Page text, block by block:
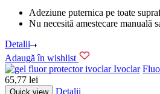
Adeziune puternica pe toate
Nu necesită amestecare manuală
Detalii
Adaugă în wishlist
Ivoclar
65,77 lei
Quick view Detalii